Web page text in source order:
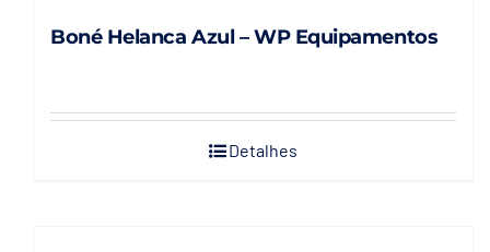
Boné Helanca Azul – WP Equipamentos
Detalhes